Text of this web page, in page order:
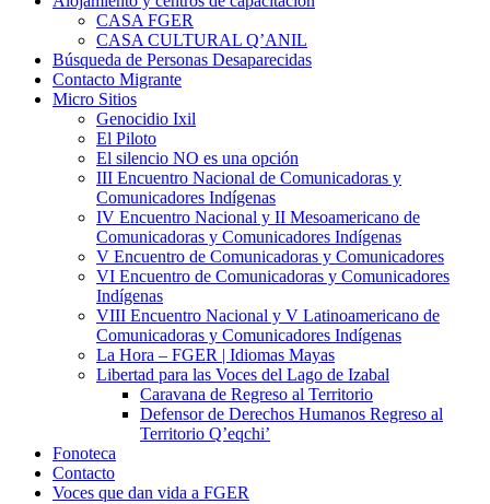
CASA FGER
CASA CULTURAL Q’ANIL
Búsqueda de Personas Desaparecidas
Contacto Migrante
Micro Sitios
Genocidio Ixil
El Piloto
El silencio NO es una opción
III Encuentro Nacional de Comunicadoras y
Comunicadores Indígenas
IV Encuentro Nacional y II Mesoamericano de
Comunicadoras y Comunicadores Indígenas
V Encuentro de Comunicadoras y Comunicadores
VI Encuentro de Comunicadoras y Comunicadores
Indígenas
VIII Encuentro Nacional y V Latinoamericano de
Comunicadoras y Comunicadores Indígenas
La Hora – FGER | Idiomas Mayas
Libertad para las Voces del Lago de Izabal
Caravana de Regreso al Territorio
Defensor de Derechos Humanos Regreso al
Territorio Q’eqchi’
Fonoteca
Contacto
Voces que dan vida a FGER